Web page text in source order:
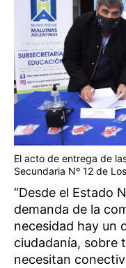
El acto de entrega de
Secundaria Nº 12 de
“Desde el Estado
demanda de la
necesidad hay un
ciudadanía, sobre
necesitan